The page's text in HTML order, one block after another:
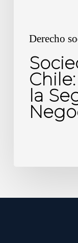
Derecho
la